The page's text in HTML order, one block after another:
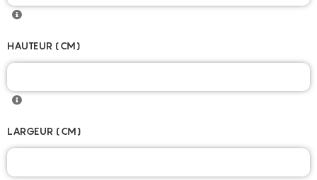
HAUTEUR (CM)
LARGEUR (CM)